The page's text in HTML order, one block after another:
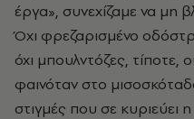
έργα», συνεχίζαμε να μη
Όχι φρεζαρισμένο
όχι μπουλντόζες, τίποτε,
φαινόταν στο
στιγμές που σε κυριεύει η